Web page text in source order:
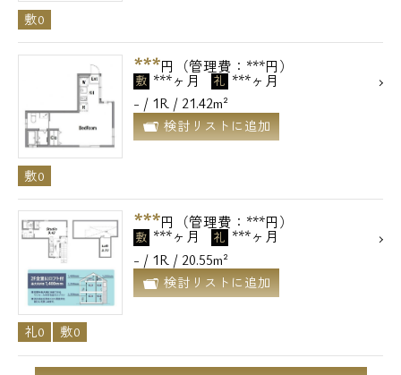
敷0
***円（管理費：***円）
敷 ***ヶ月 礼 ***ヶ月
- / 1R / 21.42m²
検討リストに追加
敷0
***円（管理費：***円）
敷 ***ヶ月 礼 ***ヶ月
- / 1R / 20.55m²
検討リストに追加
礼0 敷0